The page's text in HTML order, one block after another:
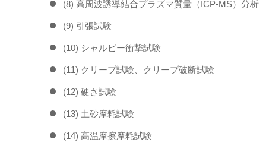
(8) 高周波誘導結合プラズマ質量（ICP-MS）分析
(9) 引張試験
(10) シャルピー衝撃試験
(11) クリープ試験、クリープ破断試験
(12) 硬さ試験
(13) 土砂摩耗試験
(14) 高温摩擦摩耗試験